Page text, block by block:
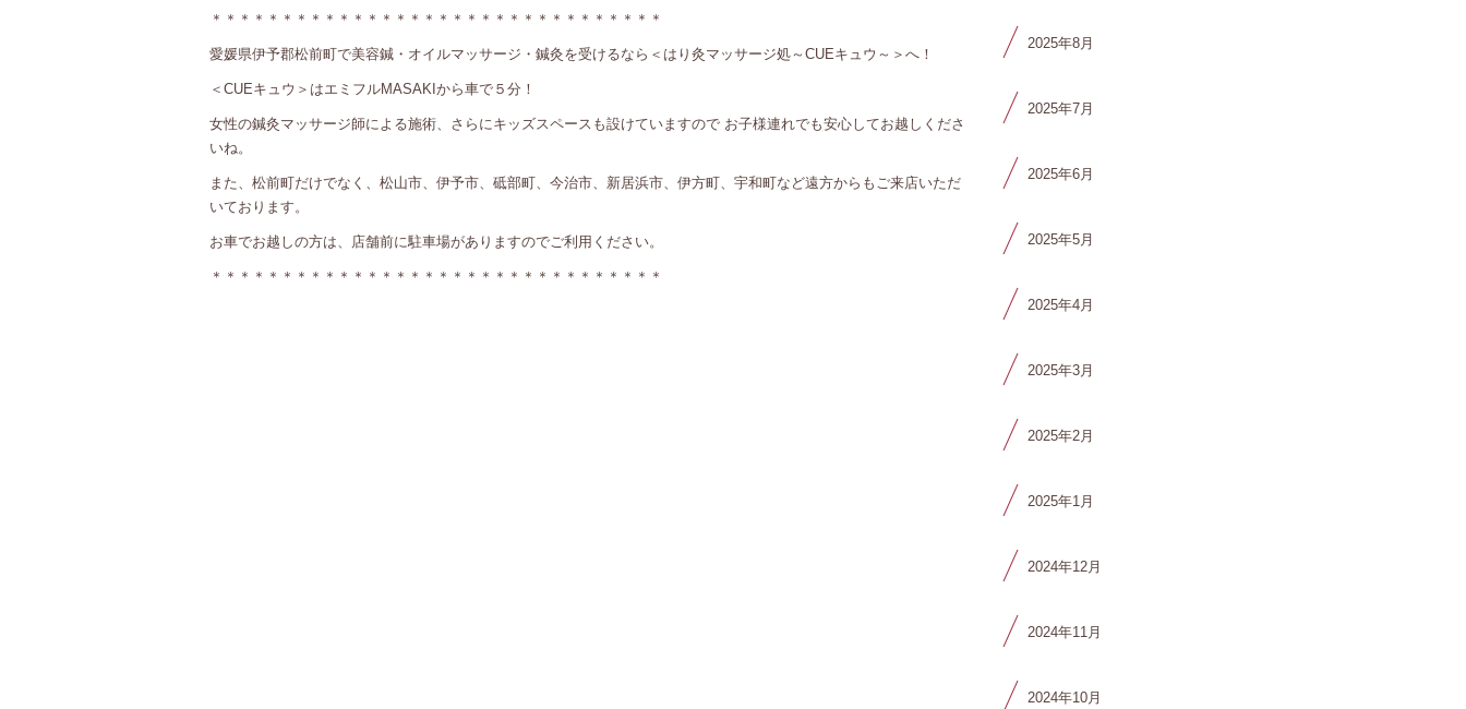
＊＊＊＊＊＊＊＊＊＊＊＊＊＊＊＊＊＊＊＊＊＊＊＊＊＊＊＊＊＊＊＊
愛媛県伊予郡松前町で美容鍼・オイルマッサージ・鍼灸を受けるなら＜はり灸マッサージ処～CUEキュウ～＞へ！
＜CUEキュウ＞はエミフルMASAKIから車で５分！
女性の鍼灸マッサージ師による施術、さらにキッズスペースも設けていますので お子様連れでも安心してお越しくださ
いね。
また、松前町だけでなく、松山市、伊予市、砥部町、今治市、新居浜市、伊方町、宇和町など遠方からもご来店いただ
いております。
お車でお越しの方は、店舗前に駐車場がありますのでご利用ください。
＊＊＊＊＊＊＊＊＊＊＊＊＊＊＊＊＊＊＊＊＊＊＊＊＊＊＊＊＊＊＊＊
2025年8月
2025年7月
2025年6月
2025年5月
2025年4月
2025年3月
2025年2月
2025年1月
2024年12月
2024年11月
2024年10月